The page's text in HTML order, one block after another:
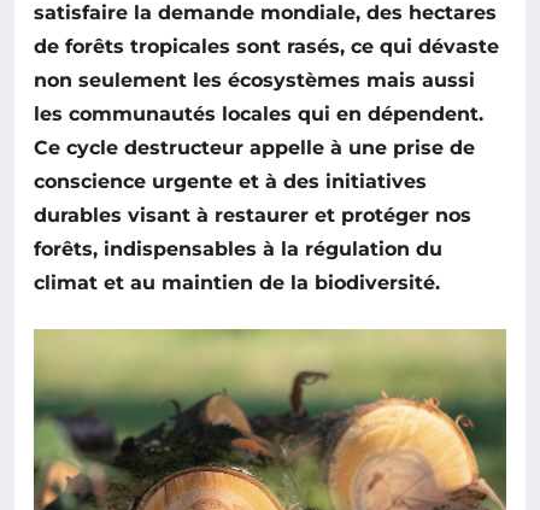
satisfaire la demande mondiale, des hectares
de forêts tropicales sont rasés, ce qui dévaste
non seulement les écosystèmes mais aussi
les communautés locales qui en dépendent.
Ce cycle destructeur appelle à une prise de
conscience urgente et à des initiatives
durables visant à restaurer et protéger nos
forêts, indispensables à la régulation du
climat et au maintien de la biodiversité.